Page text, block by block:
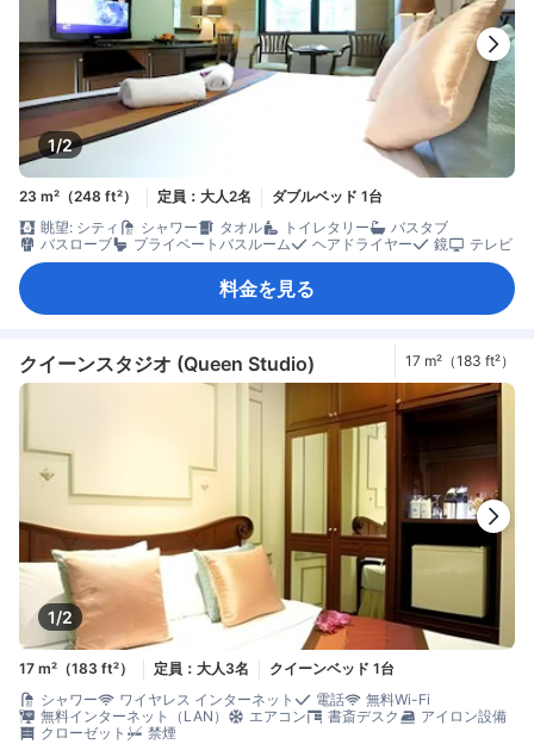
1/2
23 m²（248 ft²） 定員：大人2名
ダブルベッド 1台
眺望: シティ
シャワー タオル トイレタリー
バスタブ
バスローブ
プライベートバスルーム ヘアドライヤー 鏡 テレビ
料金を見る
クイーンスタジオ (Queen Studio) 17 m²（183 ft²）
1/2
17 m²（183 ft²） 定員：大人3名
クイーンベッド 1台
シャワー
ワイヤレス インターネット 電話
無料Wi-Fi
無料インターネット（LAN）
エアコン 書斎デスク
アイロン設備
クローゼット
禁煙